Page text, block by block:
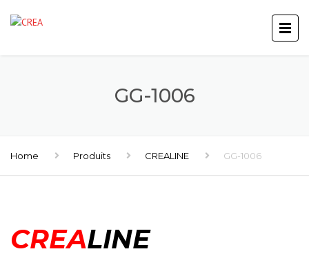
GG-1006
Home Produits CREALINE GG-1006
CREALINE